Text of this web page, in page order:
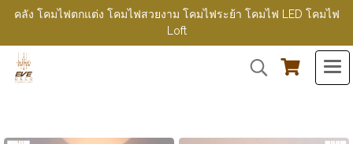
คลัง โคมไฟตกแต่ง โคมไฟสวยงาม โคมไฟระย้า โคมไฟ LED โคมไฟ
Loft